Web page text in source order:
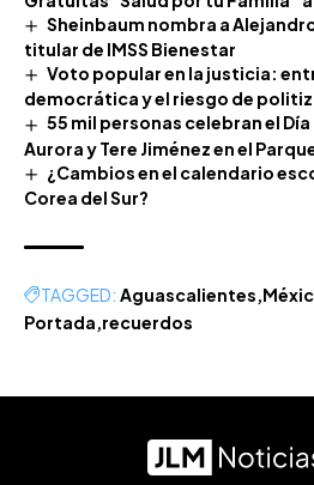
Sheinbaum nombra a
titular de IMSS Bienestar
Voto popular en la justicia:
democrática y el riesgo de
55 mil personas celebran el
Aurora y Tere Jiménez en el
¿Cambios en el calendario
Corea del Sur?
TAGGED: Aguascalientes
Portada recuerdos